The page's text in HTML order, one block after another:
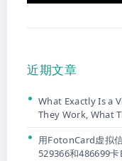
近期文章
What Exactly Is a
They Work, What
用FotonCard虚拟
529366和486699